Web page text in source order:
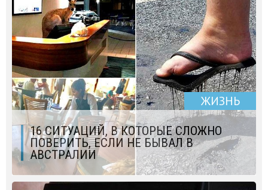
ЖИЗНЬ
16 СИТУАЦИЙ, В КОТОРЫЕ СЛОЖНО
ПОВЕРИТЬ, ЕСЛИ НЕ БЫВАЛ В
АВСТРАЛИИ